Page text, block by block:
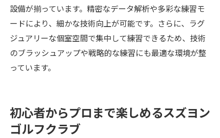
設備が揃っています。精密なデータ解析や多彩な練習モ
ードにより、細かな技術向上が可能です。さらに、ラグ
ジュアリーな個室空間で集中して練習できるため、技術
のブラッシュアップや戦略的な練習にも最適な環境が整
っています。
初心者からプロまで楽しめるスズヨン
ゴルフクラブ